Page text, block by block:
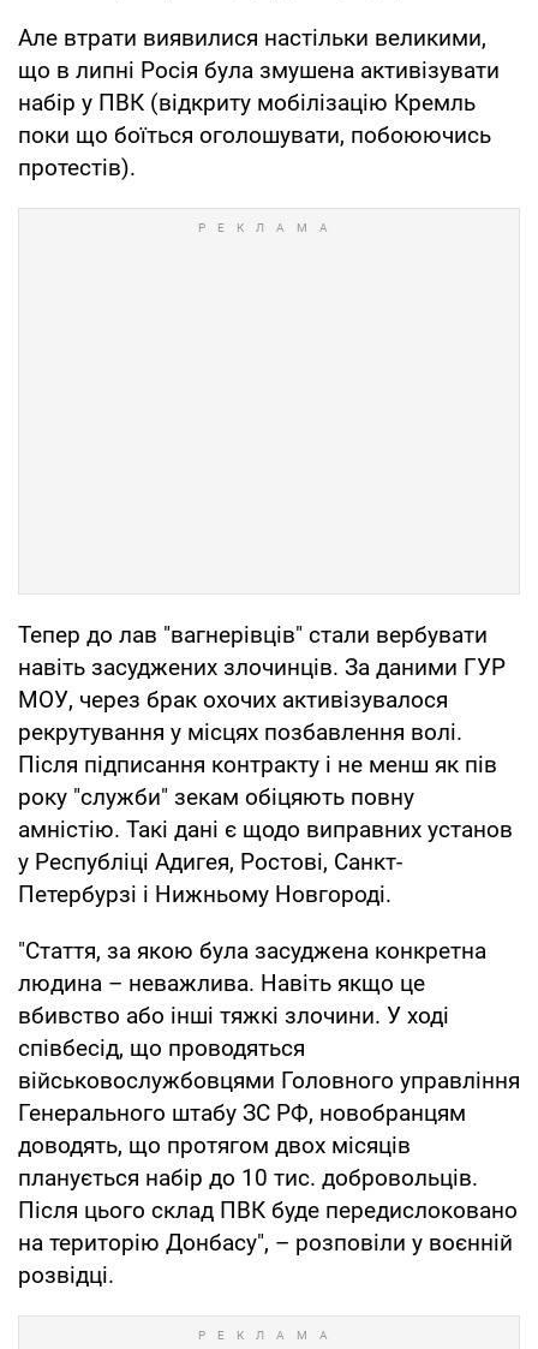
Але втрати виявилися настільки великими,
що в липні Росія була змушена активізувати
набір у ПВК (відкриту мобілізацію Кремль
поки що боїться оголошувати, побоюючись
протестів).
Тепер до лав "вагнерівців" стали вербувати
навіть засуджених злочинців. За даними ГУР
МОУ, через брак охочих активізувалося
рекрутування у місцях позбавлення волі.
Після підписання контракту і не менш як пів
року "служби" зекам обіцяють повну
амністію. Такі дані є щодо виправних установ
у Республіці Адигея, Ростові, Санкт-
Петербурзі і Нижньому Новгороді.
"Стаття, за якою була засуджена конкретна
людина – неважлива. Навіть якщо це
вбивство або інші тяжкі злочини. У ході
співбесід, що проводяться
військовослужбовцями Головного управління
Генерального штабу ЗС РФ, новобранцям
доводять, що протягом двох місяців
планується набір до 10 тис. добровольців.
Після цього склад ПВК буде передислоковано
на територію Донбасу", – розповіли у воєнній
розвідці.